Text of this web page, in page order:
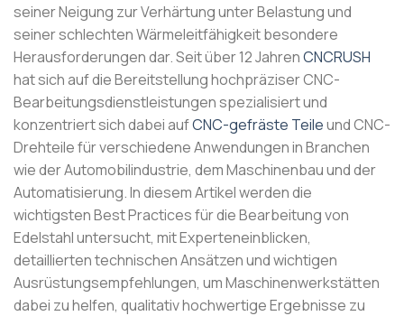
seiner Neigung zur Verhärtung unter Belastung und
seiner schlechten Wärmeleitfähigkeit besondere
Herausforderungen dar. Seit über 12 JahrenCNCRUSH
hat sich auf die Bereitstellung hochpräziser CNC-
Bearbeitungsdienstleistungen spezialisiert und
konzentriert sich dabei aufCNC-gefräste Teileund CNC-
Drehteile für verschiedene Anwendungen in Branchen
wie der Automobilindustrie, dem Maschinenbau und der
Automatisierung. In diesem Artikel werden die
wichtigsten Best Practices für die Bearbeitung von
Edelstahl untersucht, mit Experteneinblicken,
detaillierten technischen Ansätzen und wichtigen
Ausrüstungsempfehlungen, um Maschinenwerkstätten
dabei zu helfen, qualitativ hochwertige Ergebnisse zu